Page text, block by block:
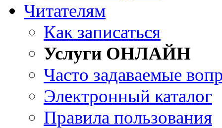
Читателям
Как записаться
Услуги ОНЛАЙН
Часто задаваемые
Электронный каталог
Правила пользования